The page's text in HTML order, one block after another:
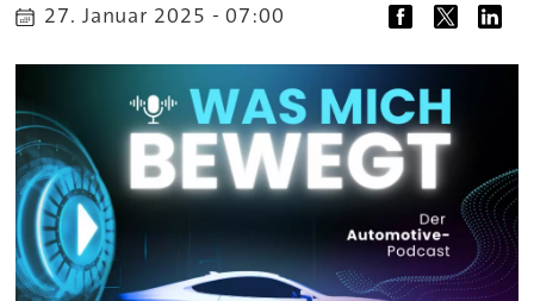
27. Januar 2025 - 07:00